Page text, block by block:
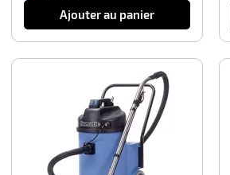
Ajouter au panier